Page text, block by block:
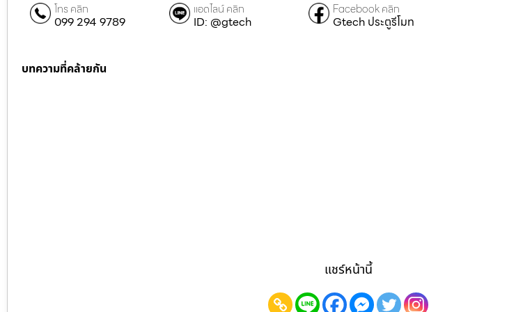
โทร คลิก
099 294 9789
แอดไลน์ คลิก
ID: @gtech
Facebook คลิก
Gtech ประตูรีโมท
บทความที่คล้ายกัน
แชร์หน้านี้